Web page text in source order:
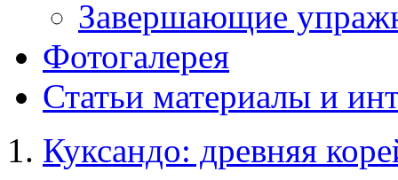
Завершающие
Фотогалерея
Статьи материалы и
Куксандо: древняя